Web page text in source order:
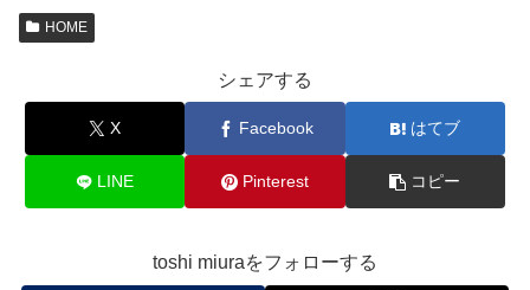
HOME
シェアする
X Facebook はてブ
LINE Pinterest コピー
toshi miuraをフォローする